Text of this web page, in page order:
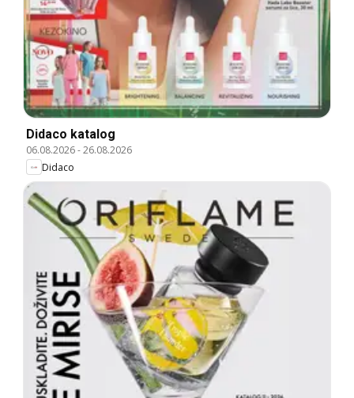
Didaco katalog
06.08.2026-26.08.2026
Didaco